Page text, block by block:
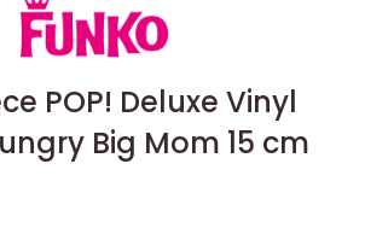
POP! Deluxe Vinyl
Big Mom 15 cm